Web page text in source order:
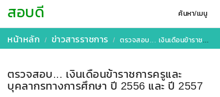
ค้นหา/เมนู
สอบดี
หน้าหลัก ข่าวสารราชการ ตรวจสอบ... เงินเดือนข้าราชการครูและบุคลากรทางการศึกษา ปี 2556 และ ปี 2557
ตรวจสอบ... เงินเดือนข้าราชการครูและ
บุคลากรทางการศึกษา ปี 2556 และ ปี 2557